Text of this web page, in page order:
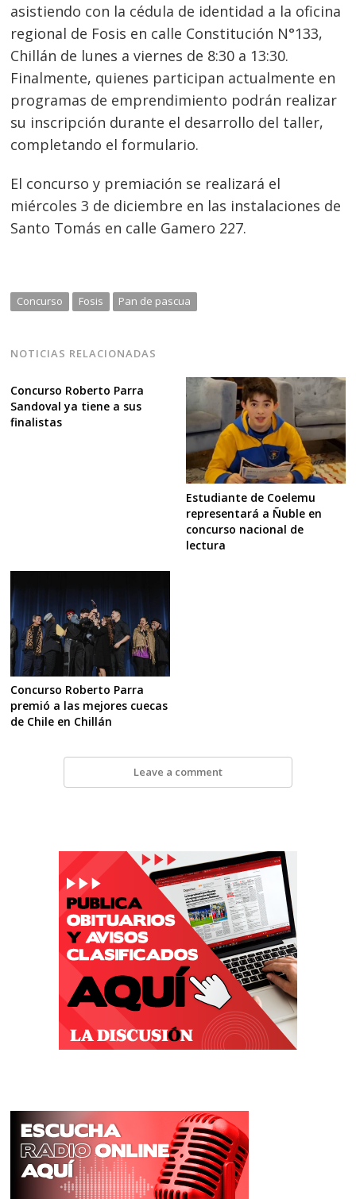
asistiendo con la cédula de identidad a la oficina
regional de Fosis en calle Constitución N°133,
Chillán de lunes a viernes de 8:30 a 13:30.
Finalmente, quienes participan actualmente en
programas de emprendimiento podrán realizar
su inscripción durante el desarrollo del taller,
completando el formulario.
El concurso y premiación se realizará el
miércoles 3 de diciembre en las instalaciones de
Santo Tomás en calle Gamero 227.
Concurso Fosis Pan de pascua
NOTICIAS RELACIONADAS
Concurso Roberto Parra
Sandoval ya tiene a sus
finalistas
Estudiante de Coelemu
representará a Ñuble en
concurso nacional de
lectura
Concurso Roberto Parra
premió a las mejores cuecas
de Chile en Chillán
Leave a comment